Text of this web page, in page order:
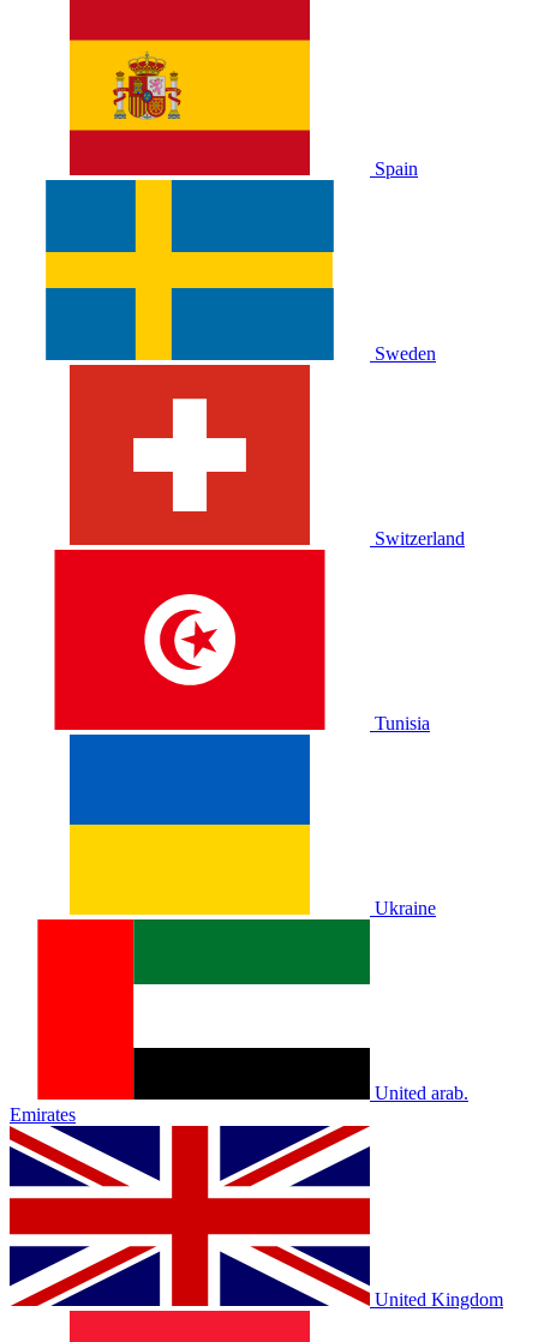
Spain
Sweden
Switzerland
Tunisia
Ukraine
United arab.
Emirates
United Kingdom